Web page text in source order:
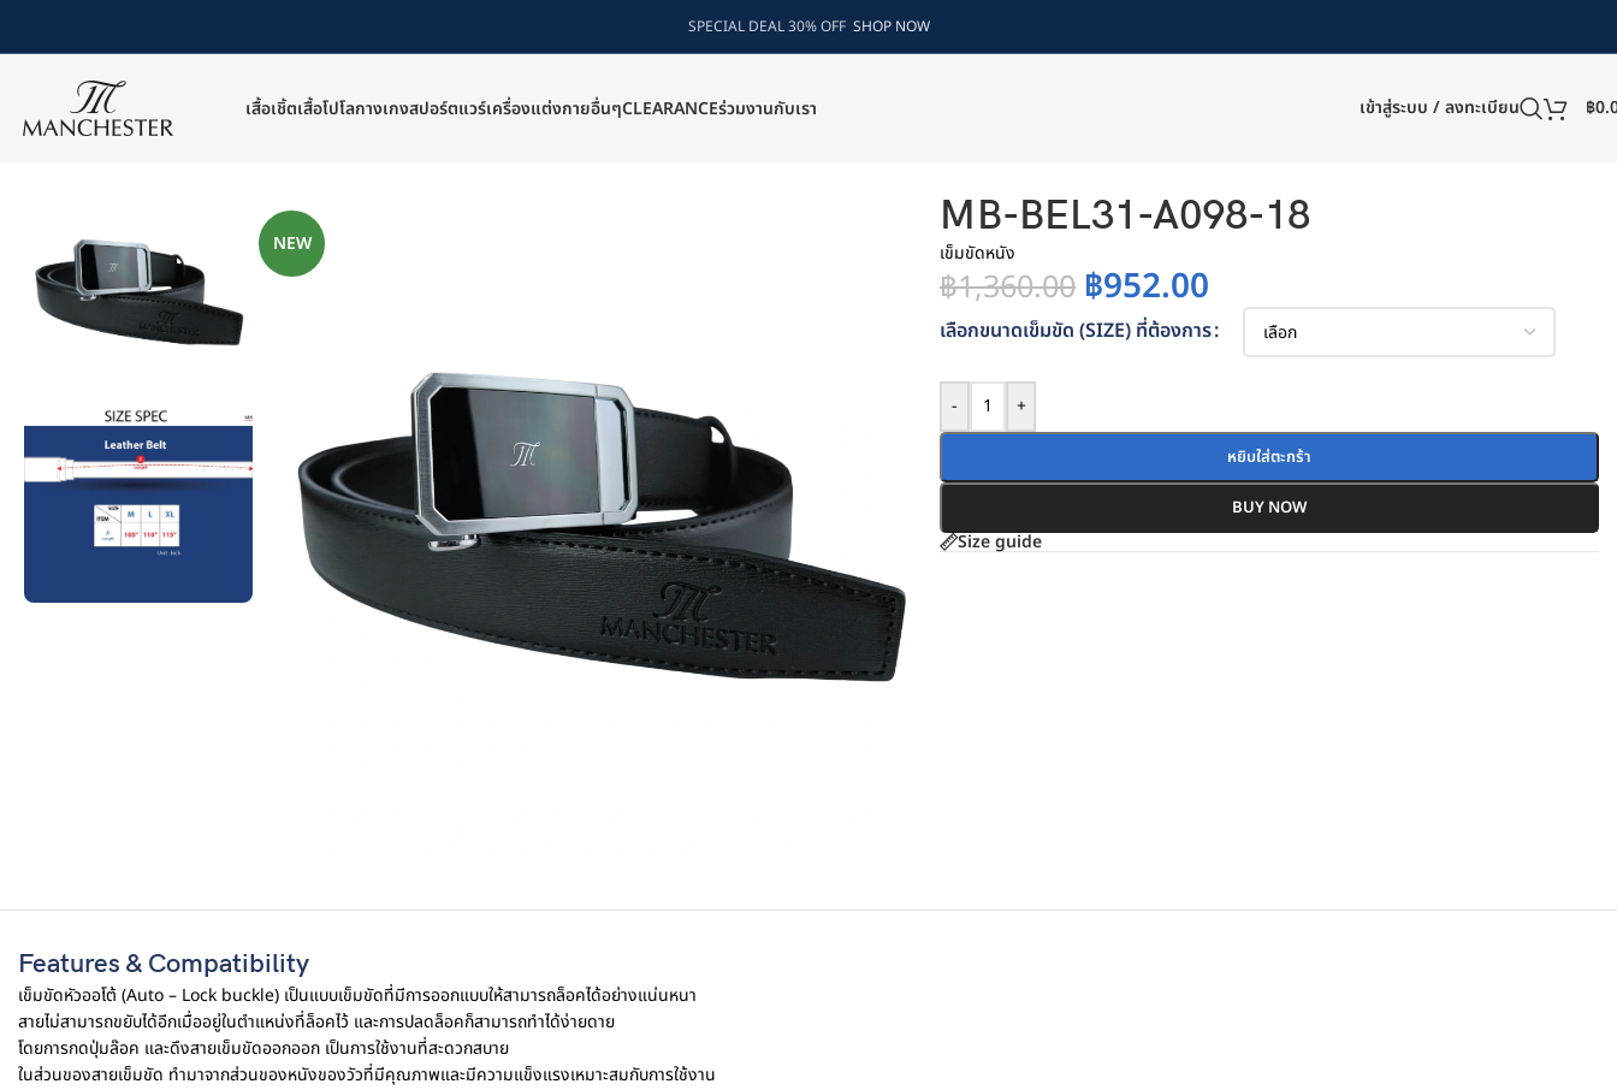
SPECIAL DEAL 30% OFF SHOP NOW
เสื้อเชิ้ตเสื้อโปโลกางเกงสปอร์ตแวร์เครื่องแต่งกายอื่นๆCLEARANCEร่วมงานกับเรา เข้าสู่ระบบ / ลงทะเบียน ฿
หน้าหลัก/ เครื่องแต่งกายอื่นๆ
NEW
MB-BEL31-A098-18
เข็มขัดหนัง
฿1,360.00 ฿952.00
เลือกขนาดเข็มขัด (SIZE) ที่ต้องการ
- +
หยิบใส่ตะกร้า
BUY NOW
Size guide
Features & Compatibility
เข็มขัดหัวออโต้ (Auto – Lock buckle) เป็นแบบเข็มขัดที่มีการออกแบบให้สามารถล็อคได้อย่างแน่นหนา
สายไม่สามารถขยับได้อีกเมื่ออยู่ในตำแหน่งที่ล็อคไว้ และการปลดล็อคก็สามารถทำได้ง่ายดาย
โดยการกดปุ่มล๊อค และดึงสายเข็มขัดออกออก เป็นการใช้งานที่สะดวกสบาย
ในส่วนของสายเข็มขัด ทำมาจากส่วนของหนังของวัวที่มีคุณภาพและมีความแข็งแรงเหมาะสมกับการใช้งาน